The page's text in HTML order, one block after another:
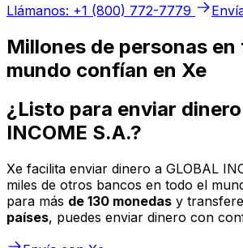
Llámanos: +1 (800) 772-7779
Millones de personas en
mundo confían en Xe
¿Listo para enviar dinero
INCOME S.A.?
Xe facilita enviar dinero a GLOBAL
miles de otros bancos en todo el
para más de 130 monedas y
países, puedes enviar dinero con